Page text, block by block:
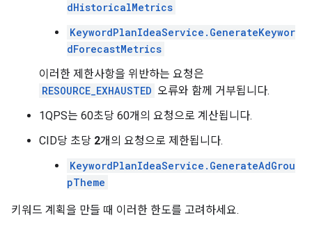
dHistoricalMetrics
KeywordPlanIdeaService.GenerateKeywor
dForecastMetrics
이러한 제한사항을 위반하는 요청은
RESOURCE_EXHAUSTED 오류와 함께 거부됩니다.
1QPS는 60초당 60개의 요청으로 계산됩니다.
CID당 초당 2개의 요청으로 제한됩니다.
KeywordPlanIdeaService.GenerateAdGrou
pTheme
키워드 계획을 만들 때 이러한 한도를 고려하세요.